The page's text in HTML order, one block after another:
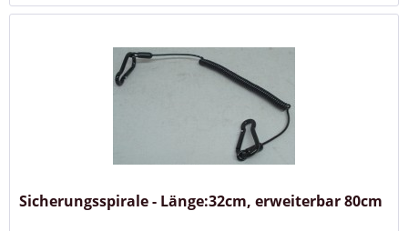
Sicherungsspirale - Länge:32cm, erweiterbar 80cm